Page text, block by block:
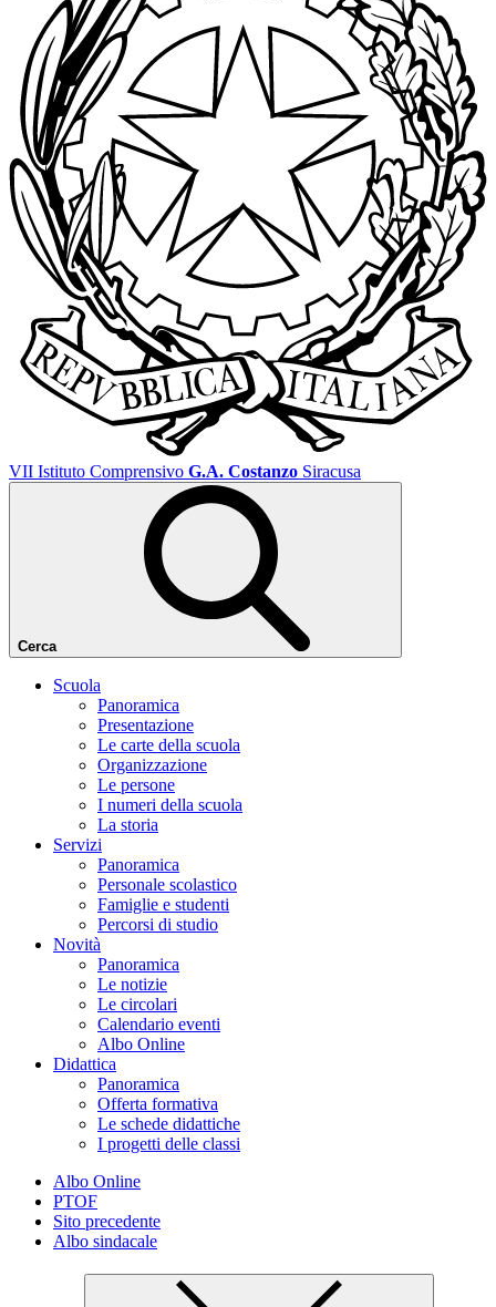
VII Istituto Comprensivo G.A. Costanzo Siracusa
Cerca
Scuola
Panoramica
Presentazione
Le carte della scuola
Organizzazione
Le persone
I numeri della scuola
La storia
Servizi
Panoramica
Personale scolastico
Famiglie e studenti
Percorsi di studio
Novità
Panoramica
Le notizie
Le circolari
Calendario eventi
Albo Online
Didattica
Panoramica
Offerta formativa
Le schede didattiche
I progetti delle classi
Albo Online
PTOF
Sito precedente
Albo sindacale